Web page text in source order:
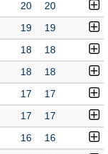
20 20
19 19
18 18
18 18
17 17
17 17
16 16